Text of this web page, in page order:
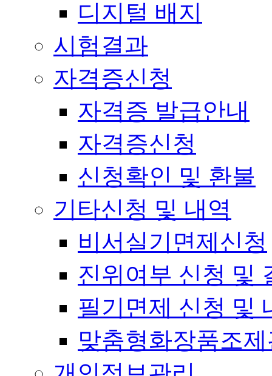
디지털 배지
시험결과
자격증신청
자격증 발급안내
자격증신청
신청확인 및 환불
기타신청 및 내역
비서실기면제신청
진위여부 신청 및
필기면제 신청 및
맞춤형화장품조